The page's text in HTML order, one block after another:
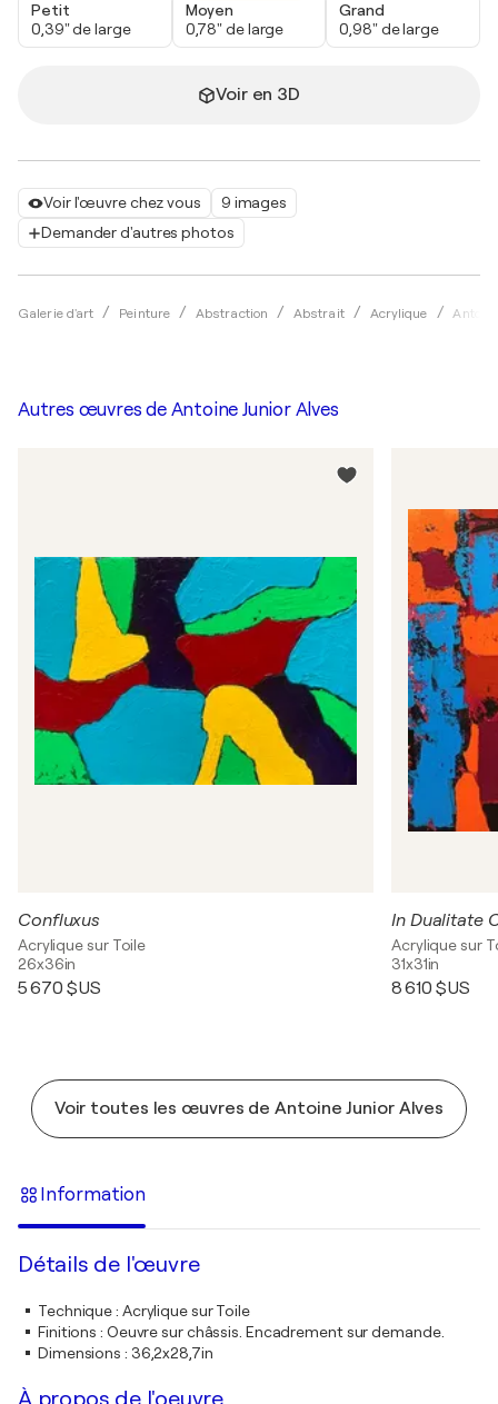
Voir l'œuvre chez vous
9 images
Demander d'autres photos
Galerie d'art Peinture Abstraction Abstrait Acrylique
Petit
0,39" de large
Moyen
0,78" de large
Grand
0,98" de large
Voir en 3D
Autres œuvres de Antoine Junior Alves
Confluxus
Acrylique sur Toile
26x36in
5 670 $US
In Dualitate
Acrylique sur
31x31in
8 610 $US
Voir toutes les œuvres de Antoine Junior Alves
Information
Détails de l'œuvre
Technique: Acrylique sur Toile
Finitions : Oeuvre sur châssis. Encadrement sur demande.
Dimensions : 36,2x28,7in